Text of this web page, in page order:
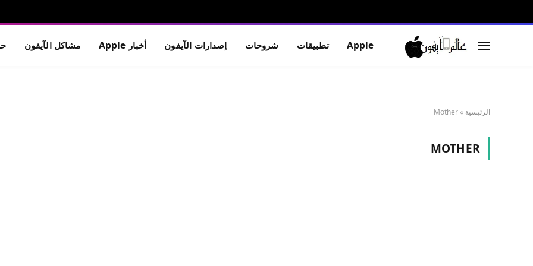
Apple تطبيقات شروحات إصدارات الآيفون أخبار Apple مشاكل الآيفون
الرئيسية »
Mother
MOTHER